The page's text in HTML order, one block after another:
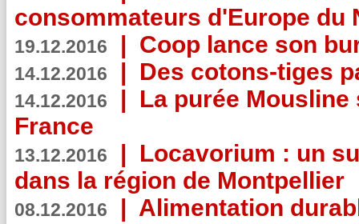
consommateurs d'Europe du
19.12.2016 | Coop lance son
14.12.2016 | Des cotons-tiges
14.12.2016 | La purée
France
13.12.2016 | Locavorium : un
dans la région de Montpellier
08.12.2016 | Alimentation